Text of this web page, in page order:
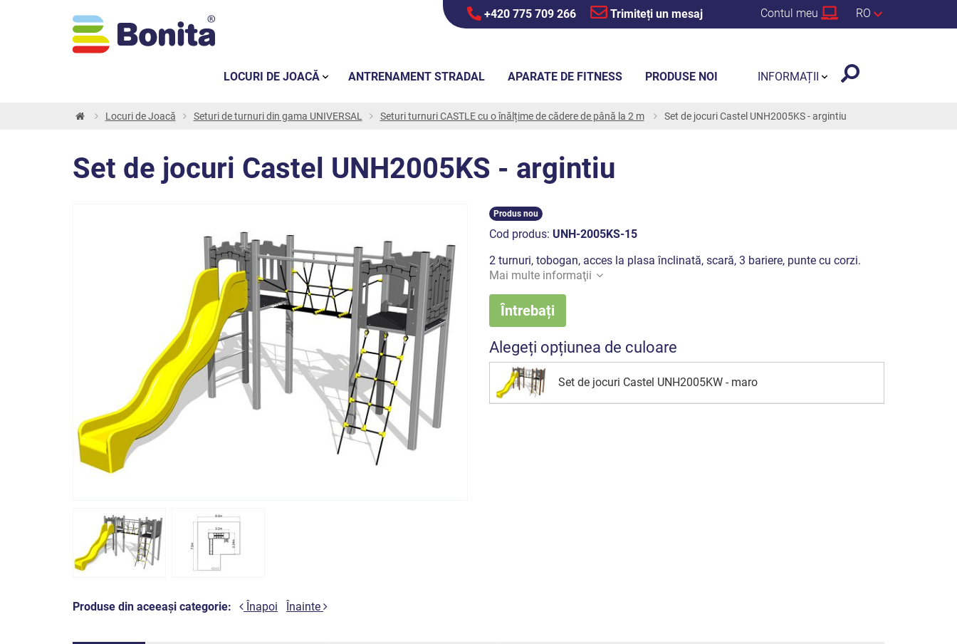
+420 775 709 266 Trimiteți un mesaj Contul meu RO
Locuri de Joacă Seturi de turnuri din gama UNIVERSAL Seturi turnuri CASTLE cu o înălțime de cădere de până la 2 m Set de jocuri Castel UNH2005KS - argintiu
Set de jocuri Castel UNH2005KS - argintiu
Produse din aceeași categorie: Înapoi Înainte
Produs nou
Cod produs: UNH-2005KS-15
2 turnuri, tobogan, acces la plasa înclinată, scară, 3 bariere, punte cu corzi.
Mai multe informaţii
Întrebați
Alegeți opțiunea de culoare
Set de jocuri Castel UNH2005KW - maro
LOCURI DE JOACĂ ANTRENAMENT STRADAL APARATE DE FITNESS PRODUSE NOI INFORMAȚII